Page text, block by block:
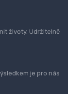
životy. Udržitelně
je pro nás